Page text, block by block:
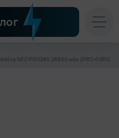
NEO PRO280 28800 мАч (PRO-0280)